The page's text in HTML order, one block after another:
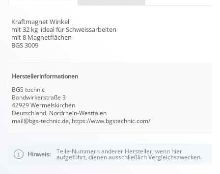
Kraftmagnet Winkel
mit 32 kg ideal für Schweissarbeiten
mit 8 Magnetflächen
BGS 3009
Herstellerinformationen
BGS technic
Bandwirkerstraße 3
42929 Wermelskirchen
Deutschland, Nordrhein-Westfalen
mail@bgs-technic.de, https://www.bgstechnic.com/
Hinweis: Teile-Nummern anderer Hersteller, wenn hier
aufgeführt, dienen ausschließlich Vergleichszwecken.